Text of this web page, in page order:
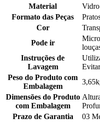
Material
Vidro
Formato das Peças
Cor
Pode ir
Instruções de
Lavagem
Peso do Produto com
Embalagem
Dimensões do Produto
com Embalagem
Prazo de Garantia
03